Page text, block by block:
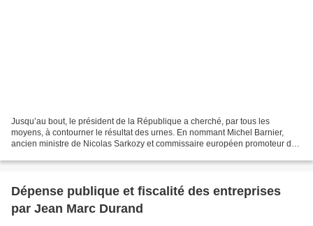
Jusqu’au bout, le président de la République a cherché, par tous les
moyens, à contourner le résultat des urnes. En nommant Michel Barnier,
ancien ministre de Nicolas Sarkozy et commissaire européen promoteur des
Dépense publique et fiscalité des entreprises
par Jean Marc Durand